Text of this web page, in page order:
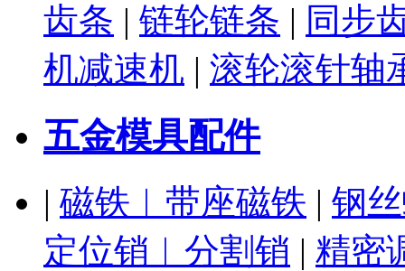
齿条 | 链轮链条 | 同步
机减速机 | 滚轮滚针轴
五金模具配件
| 磁铁︱带座磁铁 | 钢
定位销︱分割销 | 精密